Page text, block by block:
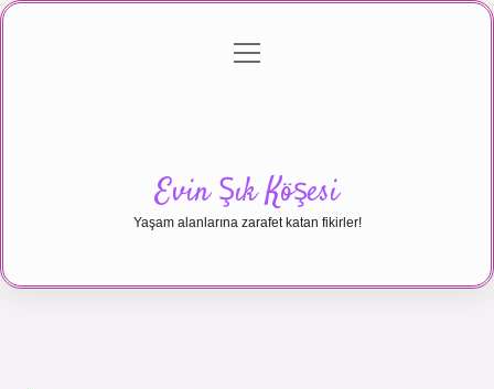
Gizlilik Politikası
menüyü
Evin Şık Köşesi
Yaşam alanlarına zarafet katan fikirler!